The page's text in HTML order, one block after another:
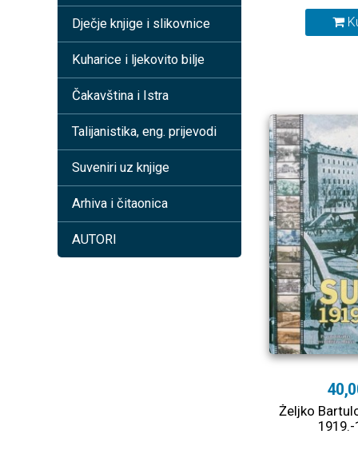
Željko
Dječje knjige i slikovnice
Kuharice i ljekovito bilje
Čakavština i Istra
Talijanistika, eng. prijevodi
Suveniri uz knjige
Arhiva i čitaonica
AUTORI